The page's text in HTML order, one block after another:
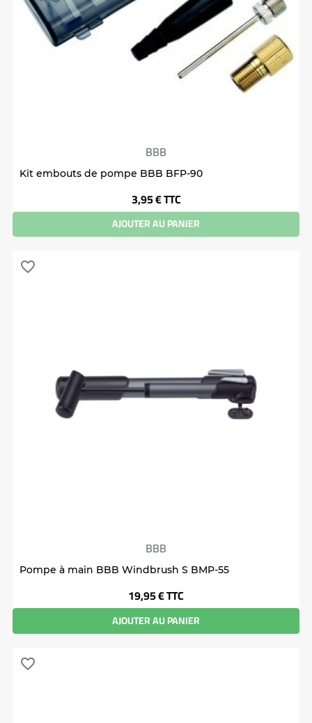
BBB
Kit embouts de pompe BBB BFP-90
Prix
3,95 €TTC
AJOUTER AU PANIER
BBB
Pompe à main BBB Windbrush S BMP-55
Prix
19,95 €TTC
AJOUTER AU PANIER
favorite_border
favorite_border